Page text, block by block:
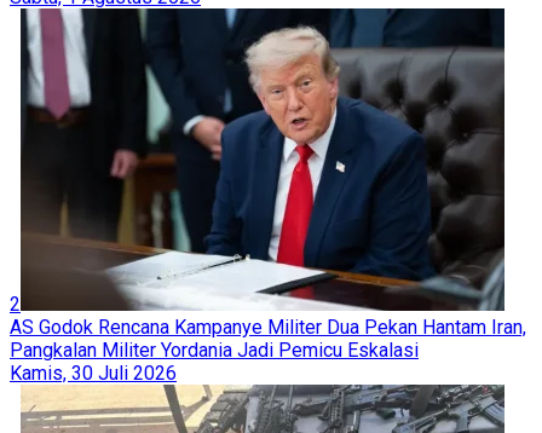
2
AS Godok Rencana Kampanye Militer Dua Pekan Hantam Iran,
Pangkalan Militer Yordania Jadi Pemicu Eskalasi
Kamis, 30 Juli 2026